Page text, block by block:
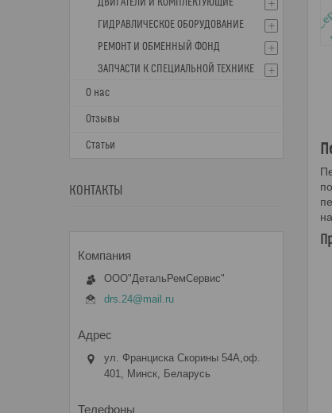
ГИДРАВЛИЧЕСКОЕ ОБОРУДОВАНИЕ
РЕМОНТ И ОБМЕННЫЙ ФОНД
ЗАПЧАСТИ К СПЕЦИАЛЬНОЙ ТЕХНИКЕ
О нас
Отзывы
Статьи
КОНТАКТЫ
ООО"ДетальРемСервис"
drs.24@mail.ru
ул. Франциска Скорины 54А,оф.
401, Минск, Беларусь